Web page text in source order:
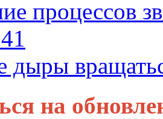
процессов
дыры
на